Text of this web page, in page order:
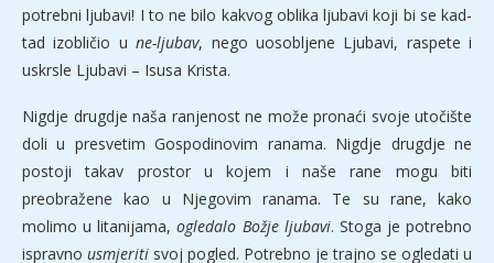
potrebni ljubavi! I to ne bilo kakvog oblika ljubavi koji bi se kad-
tad izobličio une-ljubav, nego uosobljene Ljubavi, raspete i
uskrsle Ljubavi – Isusa Krista.
Nigdje drugdje naša ranjenost ne može pronaći svoje utočište
doli u presvetim Gospodinovim ranama. Nigdje drugdje ne
postoji takav prostor u kojem i naše rane mogu biti
preobražene kao u Njegovim ranama. Te su rane, kako
molimo u litanijama,ogledalo Božje ljubavi. Stoga je potrebno
ispravno usmjeriti svoj pogled. Potrebno je trajno se ogledati u